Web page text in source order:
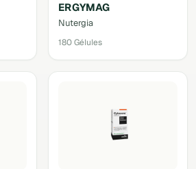
ERGYMAG
Nutergia
180 Gélules